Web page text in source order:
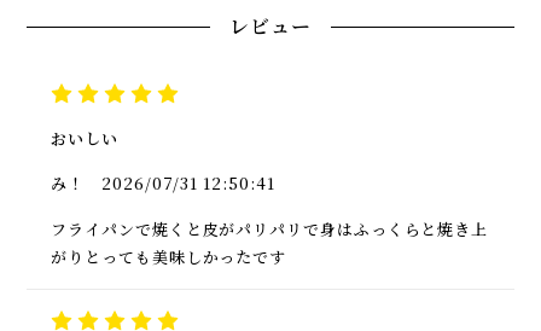
レビュー
おいしい
み！
2026/07/31 12:50:41
フライパンで焼くと皮がパリパリで身はふっくらと焼き上
がりとっても美味しかったです